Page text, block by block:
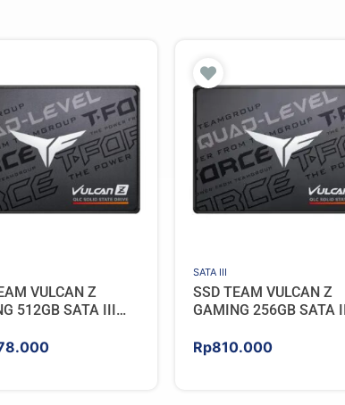
VULCAN Z
512GB SATA III
SATA III
SSD TEAM VULCAN Z
GAMING 256GB SATA III
Rp810.000